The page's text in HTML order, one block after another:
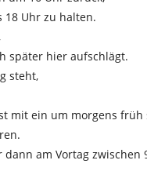
Uhr zu halten.
später hier aufschlägt.
steht,
mit ein um morgens
am Vortag zwischen